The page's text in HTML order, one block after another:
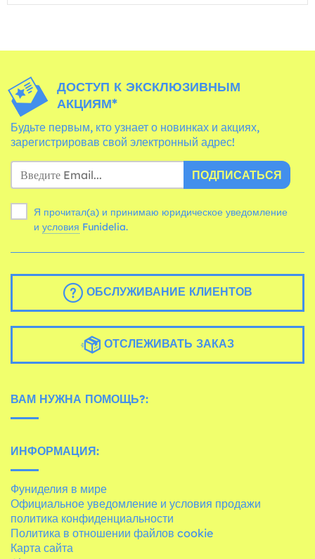
ДОСТУП К ЭКСКЛЮЗИВНЫМ
АКЦИЯМ*
Будьте первым, кто узнает о новинках и акциях,
зарегистрировав свой электронный адрес!
ПОДПИСАТЬСЯ
Я прочитал(а) и принимаю юридическое уведомление
и условия Funidelia.
ОБСЛУЖИВАНИЕ КЛИЕНТОВ
ОТСЛЕЖИВАТЬ ЗАКАЗ
ВАМ НУЖНА ПОМОЩЬ?:
ИНФОРМАЦИЯ:
Фуниделия в мире
Официальное уведомление и условия продажи
политика конфиденциальности
Политика в отношении файлов cookie
Карта сайта